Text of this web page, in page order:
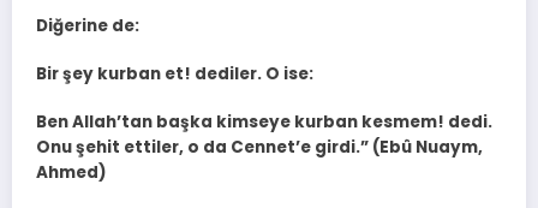
Diğerine de:
Bir şey kurban et! dediler. O ise:
Ben Allah’tan başka kimseye kurban kesmem! dedi.
Onu şehit ettiler, o da Cennet’e girdi.” (Ebû Nuaym,
Ahmed)